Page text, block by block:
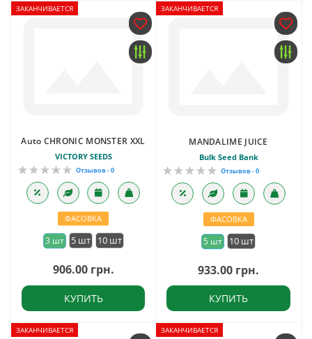
ЗАКАНЧИВАЕТСЯ
Auto CHRONIC MONSTER XXL
VICTORY SEEDS
Отзывов - 0
ФАСОВКА
3 шт 5 шт 10 шт
906.00 грн.
КУПИТЬ
ЗАКАНЧИВАЕТСЯ
MANDALIME JUICE
Bulk Seed Bank
Отзывов - 0
ФАСОВКА
5 шт 10 шт
933.00 грн.
КУПИТЬ
ЗАКАНЧИВАЕТСЯ ЗАКАНЧИВАЕТСЯ